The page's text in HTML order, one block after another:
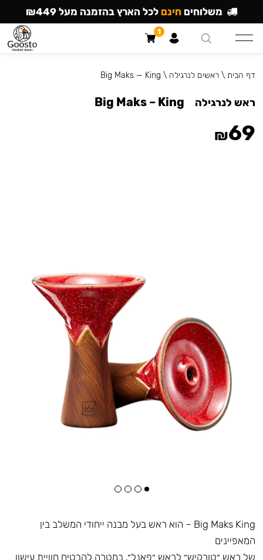
Big Maks King – הוא ראש בעל מבנה ייחודי המשלב בין
המאפיינים
של ראש ״טורקיש״ לראש ״פאנל״, במטרה להבטיח חוויית עישון
דף הבית \ראשים לנרגילה \
Big Maks — King
ראש לנרגילה Big Maks – King
₪69
משלוחים חינם לכל הארץ בהזמנה מעל ₪449
1